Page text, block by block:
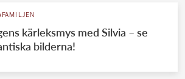
kärleksmys med Silvia – se
bilderna!